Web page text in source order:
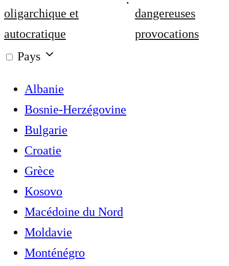
oligarchique et
autocratique
dangereuses
provocations
Pays
Albanie
Bosnie-Herzégovine
Bulgarie
Croatie
Grèce
Kosovo
Macédoine du Nord
Moldavie
Monténégro